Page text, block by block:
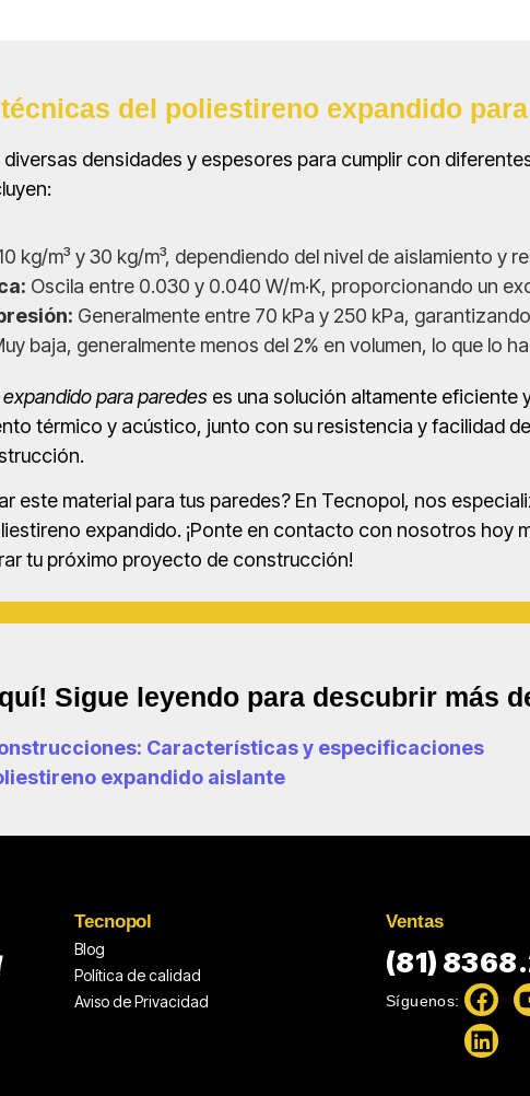
del poliestireno expandido
densidades y espesores para cumplir con
kg/m³ y 30 kg/m³, dependiendo del nivel de aislamiento y
Oscila entre 0.030 y 0.040 W/m·K, proporcionando un
Generalmente entre 70 kPa y 250 kPa,
baja, generalmente menos del 2% en volumen, lo que lo
para paredes es una solución altamente eficiente
térmico y acústico, junto con su resistencia y facilidad
este material para tus paredes? En Tecnopol, nos
expandido. ¡Ponte en contacto con nosotros hoy
tu próximo proyecto de construcción!
Sigue leyendo para descubrir más
Características y especificaciones
expandido aislante
Tecnopol
Blog
Política de calidad
Aviso de Privacidad
Ventas
(81)
Síguenos: